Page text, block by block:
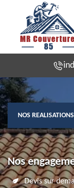
NOS REALISATIONS
Nos
Devis sur